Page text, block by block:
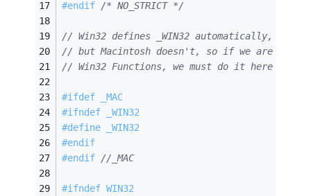
#endif /* NO_STRICT */
// Win32 defines _WIN32 automatically,
// but Macintosh doesn't, so if we are using
// Win32 Functions, we must do it here
#ifdef _MAC
#ifndef _WIN32
#define _WIN32
#endif
#endif //_MAC
#ifndef WIN32